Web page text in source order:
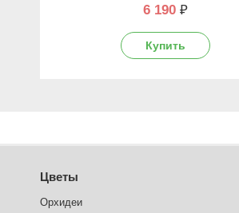
6 190 ₽
Цветы
Орхидеи